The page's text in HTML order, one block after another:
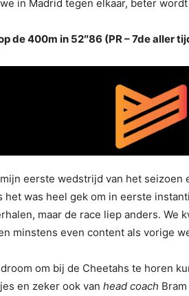
in Madrid tegen elkaar, beter wordt
de 400m in 52″86 (PR – 7de aller
eerste wedstrijd van het
het was heel gek om in eerste
maar de race liep anders. We
minstens even content als vorige
om bij de Cheetahs te horen
en zeker ook van head coach